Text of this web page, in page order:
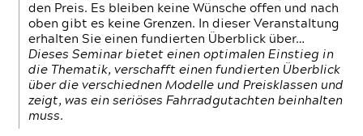
den Preis. Es bleiben keine Wünsche offen und nach
oben gibt es keine Grenzen. In dieser Veranstaltung
erhalten Sie einen fundierten Überblick über…
Dieses Seminar bietet einen optimalen Einstieg in
die Thematik, verschafft einen fundierten Überblick
über die verschiednen Modelle und Preisklassen und
zeigt, was ein seriöses Fahrradgutachten beinhalten
muss.